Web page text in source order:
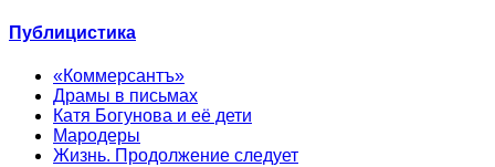
Публицистика
«Коммерсантъ»
Драмы в письмах
Катя Богунова и её дети
Мародеры
Жизнь. Продолжение следует